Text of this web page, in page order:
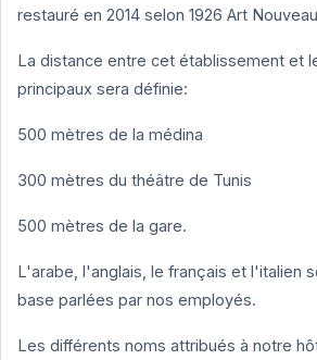
restauré en 2014 selon 1926 Art
La distance entre cet établissement et
principaux sera définie:
500 mètres de la médina
300 mètres du théâtre de Tunis
500 mètres de la gare.
L'arabe, l'anglais, le français et l'italien
base parlées par nos employés.
Les différents noms attribués à notre